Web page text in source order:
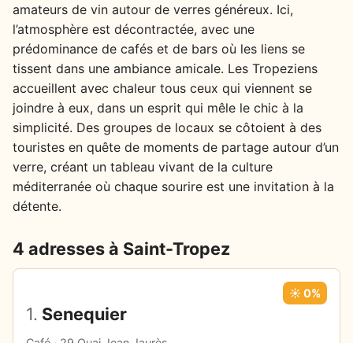
amateurs de vin autour de verres généreux. Ici,
l’atmosphère est décontractée, avec une
prédominance de cafés et de bars où les liens se
tissent dans une ambiance amicale. Les Tropeziens
accueillent avec chaleur tous ceux qui viennent se
joindre à eux, dans un esprit qui mêle le chic à la
simplicité. Des groupes de locaux se côtoient à des
touristes en quête de moments de partage autour d’un
verre, créant un tableau vivant de la culture
méditerranée où chaque sourire est une invitation à la
détente.
4 adresses à Saint-Tropez
1. Senequier
☀️ 0%